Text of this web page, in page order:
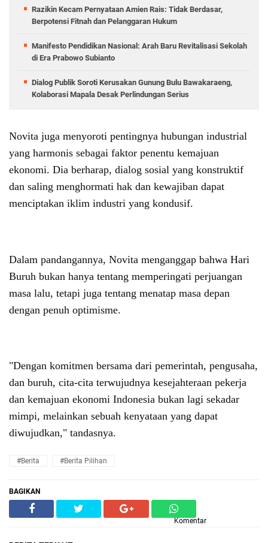
Razikin Kecam Pernyataan Amien Rais: Tidak Berdasar,
Berpotensi Fitnah dan Pelanggaran Hukum
Manifesto Pendidikan Nasional: Arah Baru Revitalisasi Sekolah
di Era Prabowo Subianto
Dialog Publik Soroti Kerusakan Gunung Bulu Bawakaraeng,
Kolaborasi Mapala Desak Perlindungan Serius
Novita juga menyoroti pentingnya hubungan industrial
yang harmonis sebagai faktor penentu kemajuan
ekonomi. Dia berharap, dialog sosial yang konstruktif
dan saling menghormati hak dan kewajiban dapat
menciptakan iklim industri yang kondusif.
Dalam pandangannya, Novita menganggap bahwa Hari
Buruh bukan hanya tentang memperingati perjuangan
masa lalu, tetapi juga tentang menatap masa depan
dengan penuh optimisme.
"Dengan komitmen bersama dari pemerintah, pengusaha,
dan buruh, cita-cita terwujudnya kesejahteraan pekerja
dan kemajuan ekonomi Indonesia bukan lagi sekadar
mimpi, melainkan sebuah kenyataan yang dapat
diwujudkan," tandasnya.
#Berita #Berita Pilihan
BAGIKAN
Komentar